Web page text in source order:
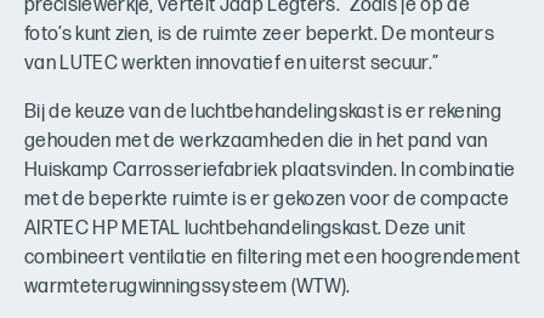
precisiewerkje, vertelt Jaap Legters. “Zoals je op de
foto’s kunt zien, is de ruimte zeer beperkt. De monteurs
van LUTEC werkten innovatief en uiterst secuur.”
Bij de keuze van de luchtbehandelingskast is er rekening
gehouden met de werkzaamheden die in het pand van
Huiskamp Carrosseriefabriek plaatsvinden. In combinatie
met de beperkte ruimte is er gekozen voor de compacte
AIRTEC HP METAL luchtbehandelingskast. Deze unit
combineert ventilatie en filtering met een hoogrendement
warmteterugwinningssysteem (WTW).